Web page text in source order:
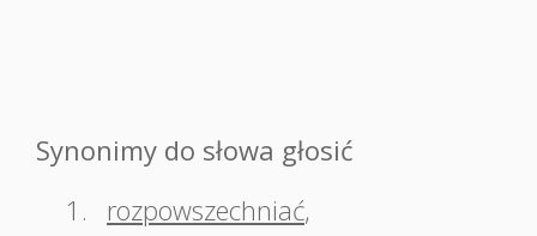
Synonimy do słowa głosić
1.
rozpowszechniać,